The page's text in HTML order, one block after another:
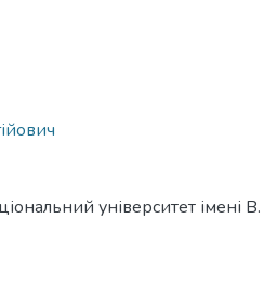
університет імені В.